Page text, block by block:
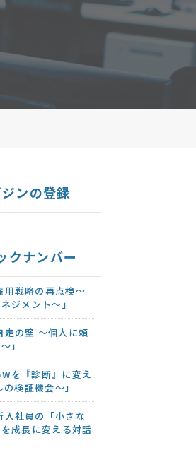
ンの登録
クナンバー
戦略の再点検～
ジメント～」
の壁 ～個人に頼
」
を『診断』に変え
検証機会～」
社員の「小さな
成長に変える対話